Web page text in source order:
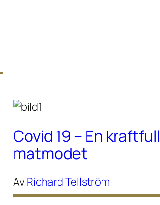
Covid 19 – En
matmodet
AvRichard Tellström